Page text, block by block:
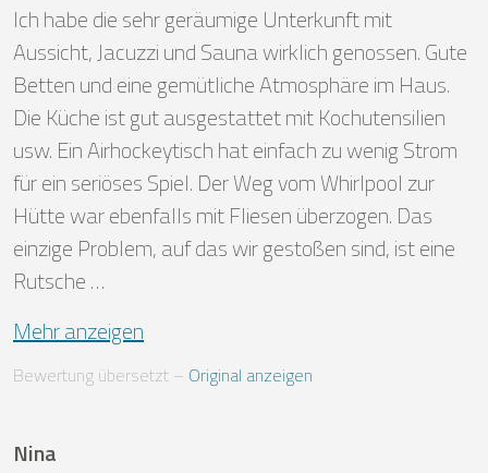
Ich habe die sehr geräumige Unterkunft mit
Aussicht, Jacuzzi und Sauna wirklich genossen. Gute
Betten und eine gemütliche Atmosphäre im Haus.
Die Küche ist gut ausgestattet mit Kochutensilien
usw. Ein Airhockeytisch hat einfach zu wenig Strom
für ein seriöses Spiel. Der Weg vom Whirlpool zur
Hütte war ebenfalls mit Fliesen überzogen. Das
einzige Problem, auf das wir gestoßen sind, ist eine
Rutsche …
Mehr anzeigen
Bewertung übersetzt – Original anzeigen
Nina